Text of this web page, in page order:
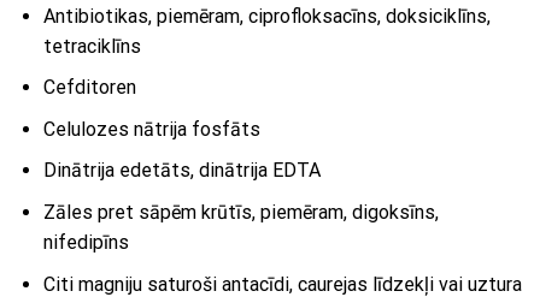
Antibiotikas, piemēram, ciprofloksacīns, doksiciklīns,
tetraciklīns
Cefditoren
Celulozes nātrija fosfāts
Dinātrija edetāts, dinātrija EDTA
Zāles pret sāpēm krūtīs, piemēram, digoksīns,
nifedipīns
Citi magniju saturoši antacīdi, caurejas līdzekļi vai uztura